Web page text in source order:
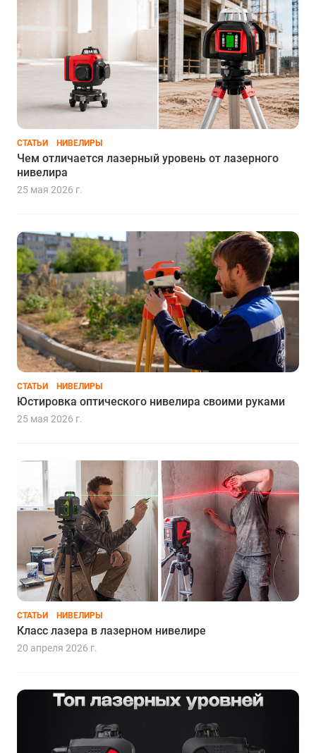
СТАТЬИ НИВЕЛИРЫ
Чем отличается лазерный уровень от лазерного
нивелира
25 мая 2026 г.
СТАТЬИ НИВЕЛИРЫ
Юстировка оптического нивелира своими руками
25 мая 2026 г.
СТАТЬИ НИВЕЛИРЫ
Класс лазера в лазерном нивелире
20 апреля 2026 г.